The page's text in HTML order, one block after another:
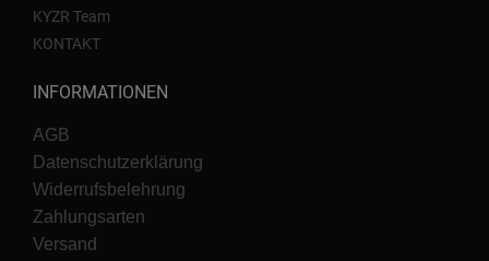
KYZR Team
KONTAKT
INFORMATIONEN
AGB
Datenschutzerklärung
Widerrufsbelehrung
Zahlungsarten
Versand